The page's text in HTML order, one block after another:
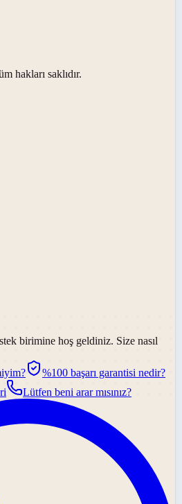
hakları saklıdır.
birimine hoş geldiniz. Size nasıl
%100 başarı garantisi nedir?
Lütfen beni arar mısınız?